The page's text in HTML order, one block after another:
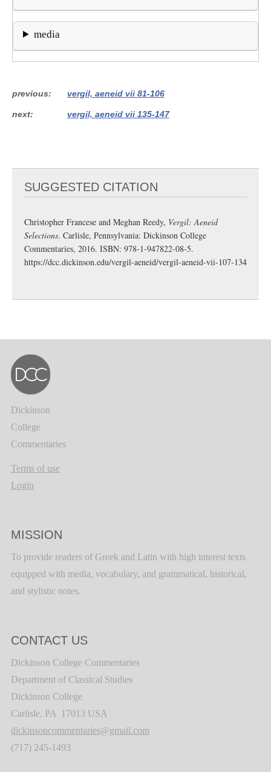
media
previous vergil, aeneid vii 81-106
next vergil, aeneid vii 135-147
SUGGESTED CITATION
Christopher Francese and Meghan Reedy, Vergil: Aeneid
Selections. Carlisle, Pennsylvania: Dickinson College
Commentaries, 2016. ISBN: 978-1-947822-08-5.
https://dcc.dickinson.edu/vergil-aeneid/vergil-aeneid-vii-107-134
Dickinson
College
Commentaries
Terms of use
Login
MISSION
To provide readers of Greek and Latin with high interest texts
equipped with media, vocabulary, and grammatical, historical,
and stylistic notes.
CONTACT US
Dickinson College Commentaries
Department of Classical Studies
Dickinson College
Carlisle, PA 17013 USA
dickinsoncommentaries@gmail.com
(717) 245-1493